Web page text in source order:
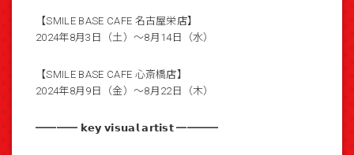
【SMILE BASE CAFE 名古屋栄店】
2024年8⽉3⽇（⼟）～8⽉14⽇（⽔）
【SMILE BASE CAFE 心斎橋店】
2024年8⽉9⽇（金）～8⽉22⽇（⽊）
━━━━ 𝗸𝗲𝘆 𝘃𝗶𝘀𝘂𝗮𝗹 𝗮𝗿𝘁𝗶𝘀𝘁 ━━━━